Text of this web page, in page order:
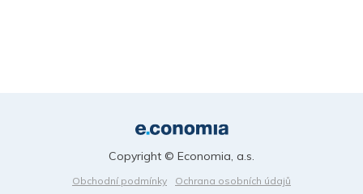
Obchodní podmínky
Ochrana osobních údajů
Copyright © Economia, a.s.